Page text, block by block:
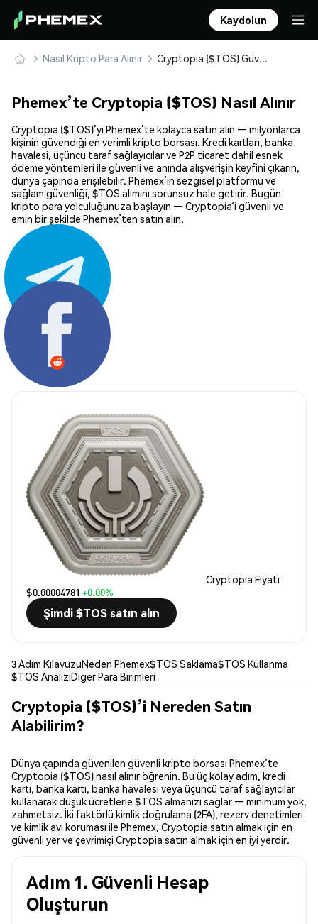
Kaydolun
Nasıl Kripto Para Alınır Cryptopia ($TOS) Güvenle Satın Alın ve Saklayın
Phemex’te Cryptopia ($TOS) Nasıl Alınır
Cryptopia ($TOS)’yi Phemex’te kolayca satın alın — milyonlarca
kişinin güvendiği en verimli kripto borsası. Kredi kartları, banka
havalesi, üçüncü taraf sağlayıcılar ve P2P ticaret dahil esnek
ödeme yöntemleri ile güvenli ve anında alışverişin keyfini çıkarın,
dünya çapında erişilebilir. Phemex’in sezgisel platformu ve
sağlam güvenliği, $TOS alımını sorunsuz hale getirir. Bugün
kripto para yolculuğunuza başlayın — Cryptopia’i güvenli ve
emin bir şekilde Phemex’ten satın alın.
Paylaş:
Cryptopia Fiyatı
$0.00004781 +0.00%
Şimdi $TOS satın alın
3 Adım KılavuzuNeden Phemex$TOS Saklama$TOS Kullanma
$TOS AnaliziDiğer Para Birimleri
Cryptopia ($TOS)’i Nereden Satın
Alabilirim?
Dünya çapında güvenilen güvenli kripto borsası Phemex’te
Cryptopia ($TOS) nasıl alınır öğrenin. Bu üç kolay adım, kredi
kartı, banka kartı, banka havalesi veya üçüncü taraf sağlayıcılar
kullanarak düşük ücretlerle $TOS almanızı sağlar — minimum yok,
zahmetsiz. İki faktörlü kimlik doğrulama (2FA), rezerv denetimleri
ve kimlik avı koruması ile Phemex, Cryptopia satın almak için en
güvenli yer ve çevrimiçi Cryptopia satın almak için en iyi yerdir.
Adım 1. Güvenli Hesap
Oluşturun